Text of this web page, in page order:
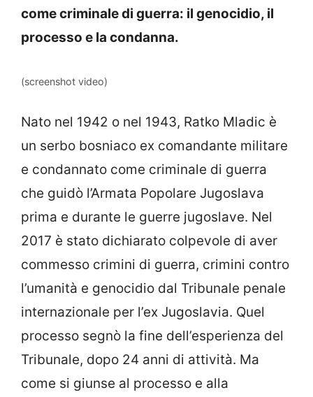
come criminale di guerra: il genocidio, il
processo e la condanna.
(screenshot video)
Nato nel 1942 o nel 1943, Ratko Mladic è
un serbo bosniaco ex comandante militare
e condannato come criminale di guerra
che guidò l’Armata Popolare Jugoslava
prima e durante le guerre jugoslave. Nel
2017 è stato dichiarato colpevole di aver
commesso crimini di guerra, crimini contro
l’umanità e genocidio dal Tribunale penale
internazionale per l’ex Jugoslavia. Quel
processo segnò la fine dell’esperienza del
Tribunale, dopo 24 anni di attività. Ma
come si giunse al processo e alla